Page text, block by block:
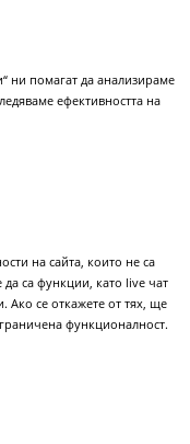
ни помагат да анализираме
ефективността на
на сайта, които не са
са функции, като live чат
Ако се откажете от тях, ще
функционалност.